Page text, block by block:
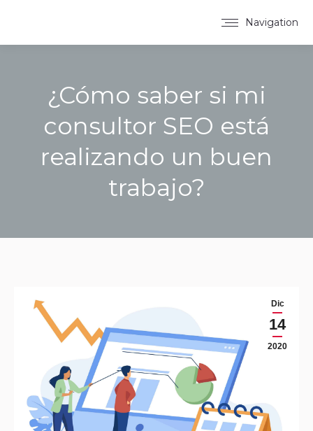
Navigation
¿Cómo saber si mi
consultor SEO está
realizando un buen
trabajo?
Dic
14
2020